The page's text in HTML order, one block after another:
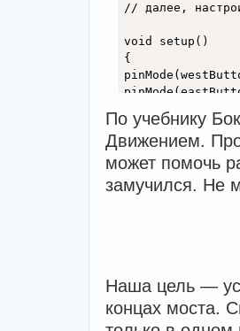
// далее,
void setup()
{
pinMode(eastRed,
По учебнику
Движением.
может помочь
замучился. Не
Наша цель —
концах моста.